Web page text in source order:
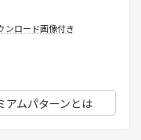
ンロード画像付き
アムパターンとは